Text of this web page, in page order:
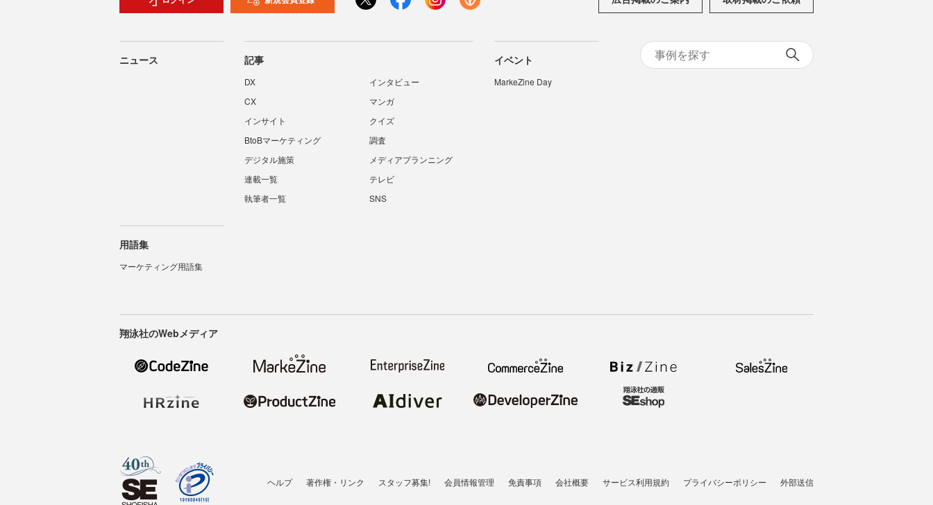
ニュース 記事
DX
インタビュー
CX
マンガ
インサイト
クイズ
BtoBマーケティング
調査
デジタル施策
メディアプランニング
連載一覧
テレビ
執筆者一覧
SNS
イベント
MarkeZine Day
用語集
マーケティング用語集
翔泳社のWebメディア
ヘルプ 著作権・リンク スタッフ募集! 会員情報管理 免責事項 会社概要 サービス利用規約 プライバシーポリシー 外部送信